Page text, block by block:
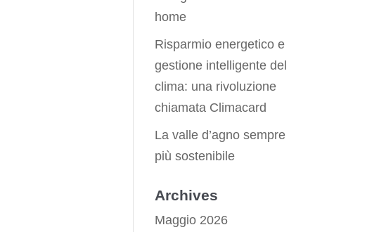
home
Risparmio energetico e
gestione intelligente del
clima: una rivoluzione
chiamata Climacard
La valle d’agno sempre
più sostenibile
Archives
Maggio 2026